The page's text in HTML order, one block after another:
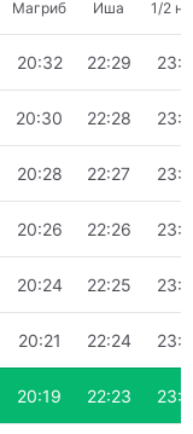
Магриб Иша 1/2
20:32 22:29
20:30 22:28
20:28 22:27
20:26 22:26
20:24 22:25
20:21 22:24
20:19 22:23